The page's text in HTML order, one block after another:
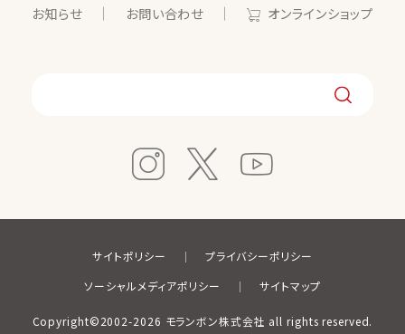
お知らせ お問い合わせ オンラインショップ
Copyright©2002-2026 モランボン株式会社 all rights reserved.
サイトポリシー
プライバシーポリシー
ソーシャルメディアポリシー
サイトマップ